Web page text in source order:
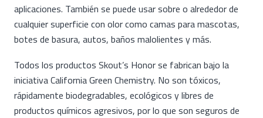
aplicaciones. También se puede usar sobre o alrededor de
cualquier superficie con olor como camas para mascotas,
botes de basura, autos, baños malolientes y más.
Todos los productos Skout’s Honor se fabrican bajo la
iniciativa California Green Chemistry. No son tóxicos,
rápidamente biodegradables, ecológicos y libres de
productos químicos agresivos, por lo que son seguros de